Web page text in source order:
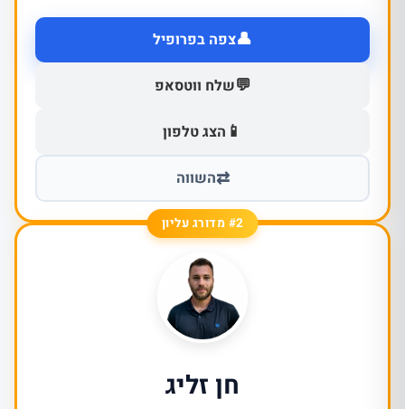
👤צפה בפרופיל
💬שלח ווטסאפ
📱 הצג טלפון
⇄השווה
#2 מדורג עליון
חן זליג